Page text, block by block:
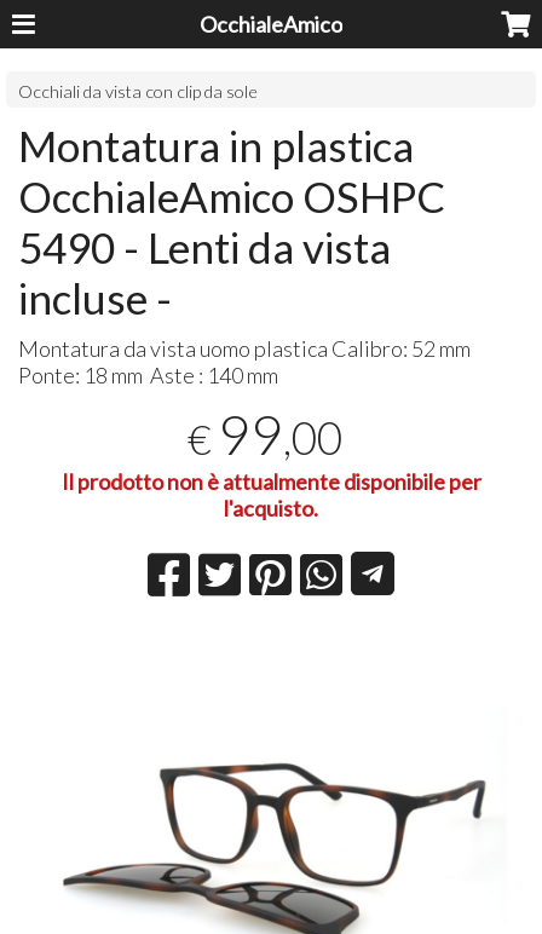
OcchialeAmico
Occhiali da vista con clip da sole
Montatura in plastica
OcchialeAmico OSHPC
5490 - Lenti da vista
incluse -
Montatura da vista uomo plastica Calibro: 52 mm
Ponte: 18 mm Aste : 140 mm
€ 99,00
Il prodotto non è attualmente disponibile per
l'acquisto.